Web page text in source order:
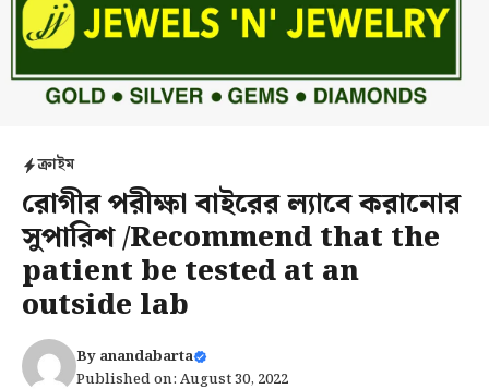
ক্রাইম
রোগীর পরীক্ষা বাইরের ল্যাবে করানোর
সুপারিশ /Recommend that the
patient be tested at an
outside lab
Byanandabarta
Published on: August 30, 2022